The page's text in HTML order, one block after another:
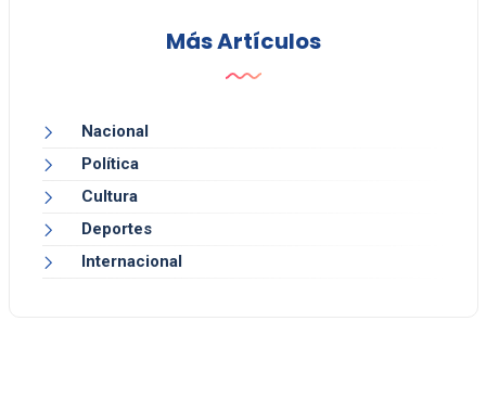
Más Artículos
Nacional
Política
Cultura
Deportes
Internacional